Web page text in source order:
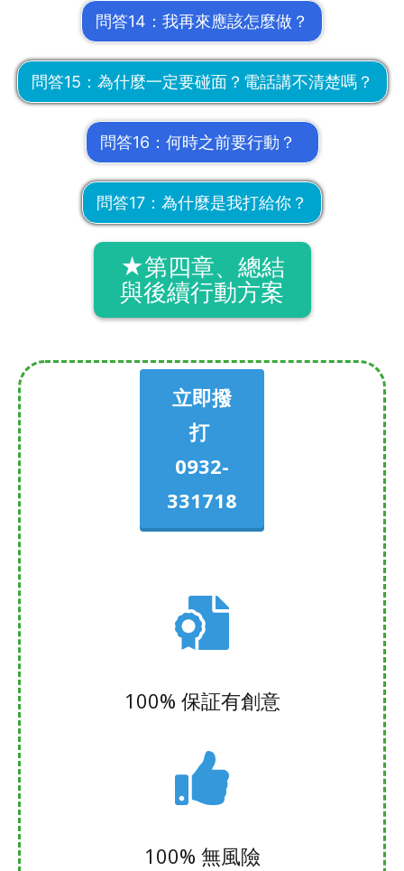
​問答​14：我再來應該怎麼做？
​問答​​15：為什麼一定要碰面？電話講不清楚嗎？
​問答​​16：何時之前要行動？
​問答​17：​為什麼是我打給你？
​★第四章、總結
與後續行動方案
立即撥
打
0932-
331718
100% ​保証有創意
​100% 無風險